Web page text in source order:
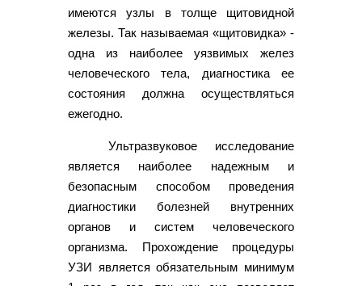
имеются узлы в толще щитовидной
железы. Так называемая «щитовидка» -
одна из наиболее уязвимых желез
человеческого тела, диагностика ее
состояния должна осуществляться
ежегодно.
Ультразвуковое исследование
является наиболее надежным и
безопасным способом проведения
диагностики болезней внутренних
органов и систем человеческого
организма. Прохождение процедуры
УЗИ является обязательным минимум